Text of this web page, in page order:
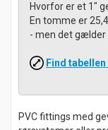
Hvorfor er et 1"
En tomme er
- men det gælder
Find tabellen
PVC fittings med